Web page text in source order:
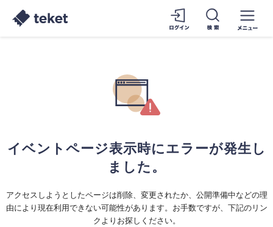
イベントページ表示時にエラーが発生し
ました。
アクセスしようとしたページは削除、変更されたか、公開準備中などの理
由により現在利用できない可能性があります。お手数ですが、下記のリン
クよりお探しください。